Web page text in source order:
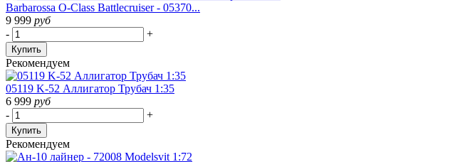
Barbarossa O-Class Battlecruiser - 05370...
9 999 руб
-
+
Купить
Рекомендуем
05119 K-52 Аллигатор Трубач 1:35
6 999 руб
-
+
Купить
Рекомендуем